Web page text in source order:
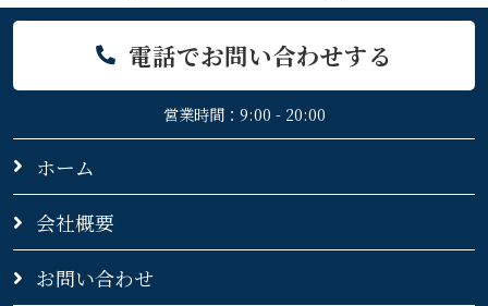
電話でお問い合わせする
営業時間：9:00 - 20:00
ホーム
会社概要
お問い合わせ